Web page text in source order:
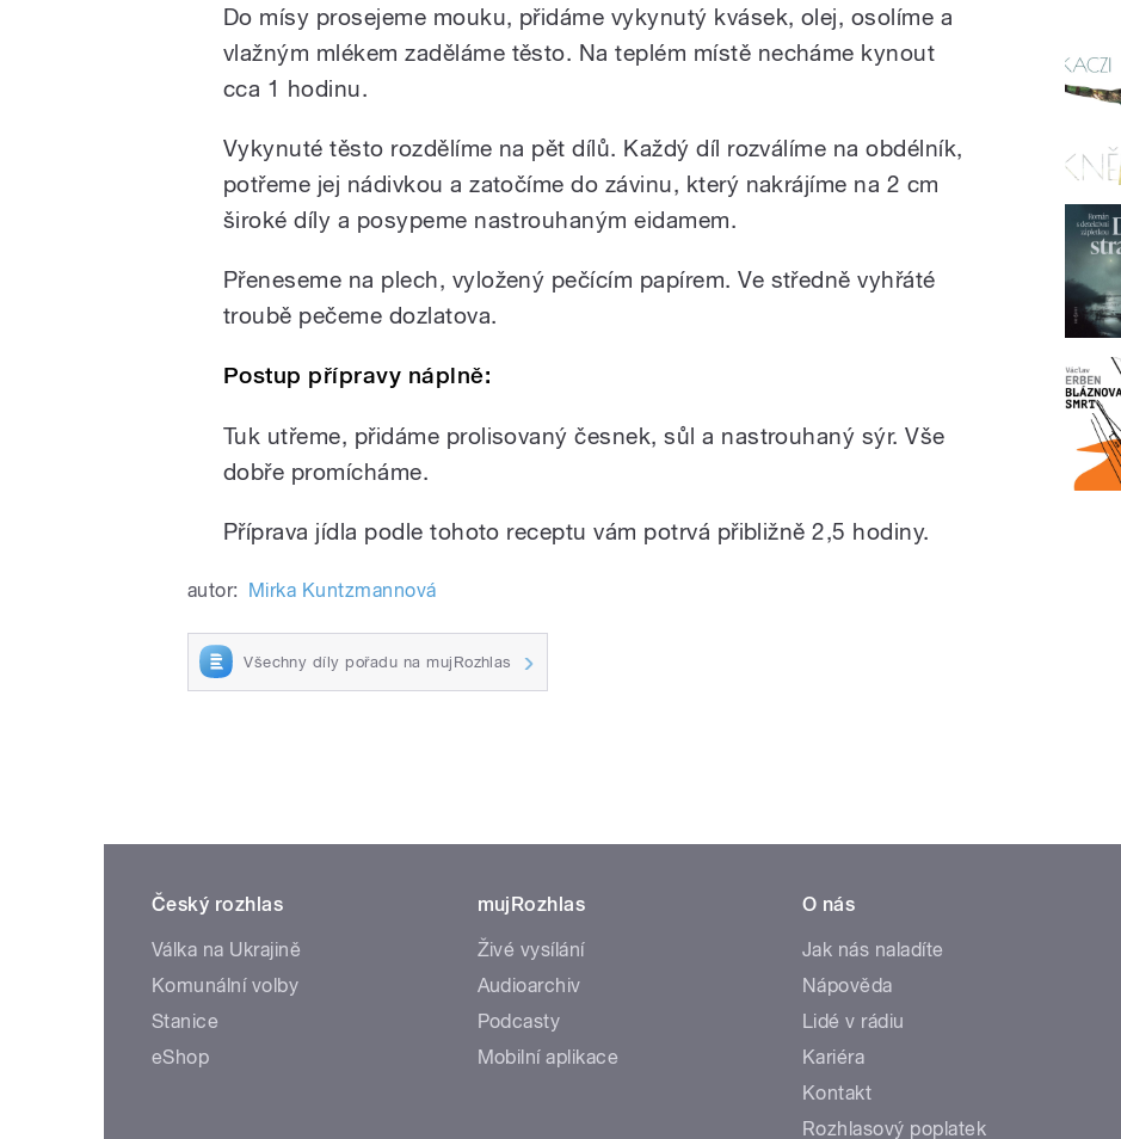
Do mísy prosejeme mouku, přidáme vykynutý kvásek, olej, osolíme a
vlažným mlékem zaděláme těsto. Na teplém místě necháme kynout
cca 1 hodinu.
Vykynuté těsto rozdělíme na pět dílů. Každý díl rozválíme na obdélník,
potřeme jej nádivkou a zatočíme do závinu, který nakrájíme na 2 cm
široké díly a posypeme nastrouhaným eidamem.
Přeneseme na plech, vyložený pečícím papírem. Ve středně vyhřáté
troubě pečeme dozlatova.
Postup přípravy náplně:
Tuk utřeme, přidáme prolisovaný česnek, sůl a nastrouhaný sýr. Vše
dobře promícháme.
Příprava jídla podle tohoto receptu vám potrvá přibližně 2,5 hodiny.
autor: Mirka Kuntzmannová
Všechny díly pořadu na mujRozhlas
Český rozhlas
Válka na Ukrajině
Komunální volby
Stanice
eShop
mujRozhlas
Živé vysílání
Audioarchiv
Podcasty
Mobilní aplikace
O nás
Jak nás naladíte
Nápověda
Lidé v rádiu
Kariéra
Kontakt
Rozhlasový poplatek